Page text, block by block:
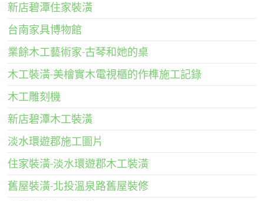
新店碧潭住家裝潢
台南家具博物館
業餘木工藝術家-古琴和她的桌
木工裝潢-美檜實木電視櫃的作榫施工記錄
木工雕刻機
新店碧潭木工裝潢
淡水環遊郡施工圖片
住家裝潢-淡水環遊郡木工裝潢
舊屋裝潢-北投溫泉路舊屋裝修